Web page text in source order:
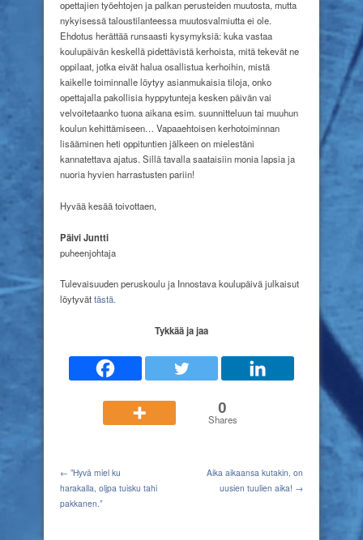
opettajien työehtojen ja palkan perusteiden muutosta, mutta
nykyisessä taloustilanteessa muutosvalmiutta ei ole.
Ehdotus herättää runsaasti kysymyksiä: kuka vastaa
koulupäivän keskellä pidettävistä kerhoista, mitä tekevät ne
oppilaat, jotka eivät halua osallistua kerhoihin, mistä
kaikelle toiminnalle löytyy asianmukaisia tiloja, onko
opettajalla pakollisia hyppytunteja kesken päivän vai
velvoitetaanko tuona aikana esim. suunnitteluun tai muuhun
koulun kehittämiseen… Vapaaehtoisen kerhotoiminnan
lisääminen heti oppituntien jälkeen on mielestäni
kannatettava ajatus. Sillä tavalla saataisiin monia lapsia ja
nuoria hyvien harrastusten pariin!
Hyvää kesää toivottaen,
Päivi Juntti
puheenjohtaja
Tulevaisuuden peruskoulu ja Innostava koulupäivä julkaisut
löytyvättästä.
Tykkää ja jaa
0
Shares
← ”Hyvä miel ku
harakalla, oljpa tuisku tahi
pakkanen.”
Aika aikaansa kutakin, on
uusien tuulien aika! →